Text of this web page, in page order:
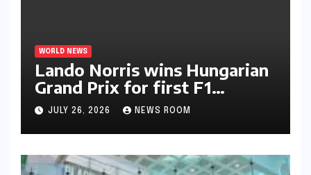
WORLD NEWS
Lando Norris wins Hungarian
Grand Prix for first F1
triumph in 2026​​
JULY 26, 2026 NEWS ROOM